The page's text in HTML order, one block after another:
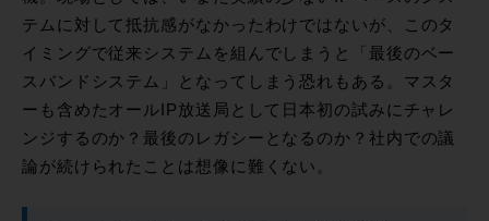
テムに対して抵抗感がなかったわけではないが、このタ
イミングで従来システムを組んでしまうと「最後のベー
スバンドシステム」となってしまう恐れもある。マスタ
ーも含めたオールIP放送局として日本初の試みにチャレ
ンジするのか？最後のレガシーとなるのか？社内での議
論が続けられたことは想像に難くない。